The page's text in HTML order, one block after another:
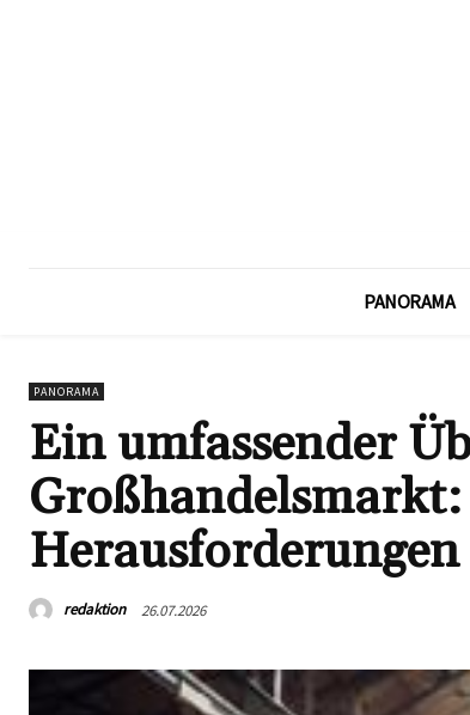
PANORAMA
PANORAMA
Ein umfassender
Herausforderungen
redaktion 26.07.2026